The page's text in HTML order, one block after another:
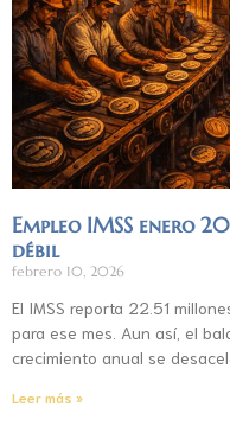
Empleo IMSS enero
débil
febrero 10, 2026
El IMSS reporta 22.51
para ese mes. Aun así, el
crecimiento anual se
Leer más »